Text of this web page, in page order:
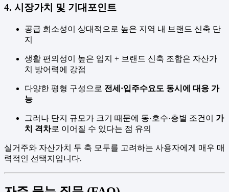
4. 시장가치 및 기대포인트
공급 희소성이 상대적으로 높은 지역 내 브랜드 신축 단
지
생활 편의성이 높은 입지 + 브랜드 신축 조합은 자산가
치 방어력에 강점
다양한 평형 구성으로 전세·입주수요도 동시에 대응 가
능
그러나 단지 규모가 크기 때문에 동·호수·층별 조건이 가
치 격차로 이어질 수 있다는 점 유의
실거주와 자산가치 두 축 모두를 고려하는 사용자에게 매우 매
력적인 선택지입니다.